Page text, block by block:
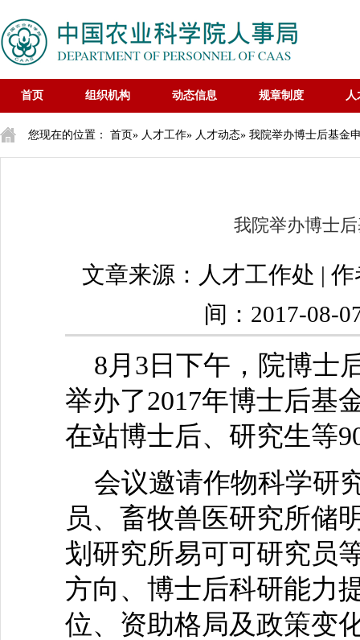
首页 组织机构 动态信息 规章制度 人
您现在的位置： 首页» 人才工作» 人才动态» 我院举办博士后基金
我院举办博士
文章来源：人才工作处 |
间：2017-08-
8月3日下午，院博士
举办了2017年博士后基
在站博士后、研究生等
会议邀请作物科学研
员、畜牧兽医研究所储
划研究所易可可研究员
方向、博士后科研能力
位、资助格局及政策变